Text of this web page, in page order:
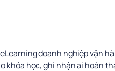
doanh nghiệp vận
khóa học, ghi nhận ai hoàn